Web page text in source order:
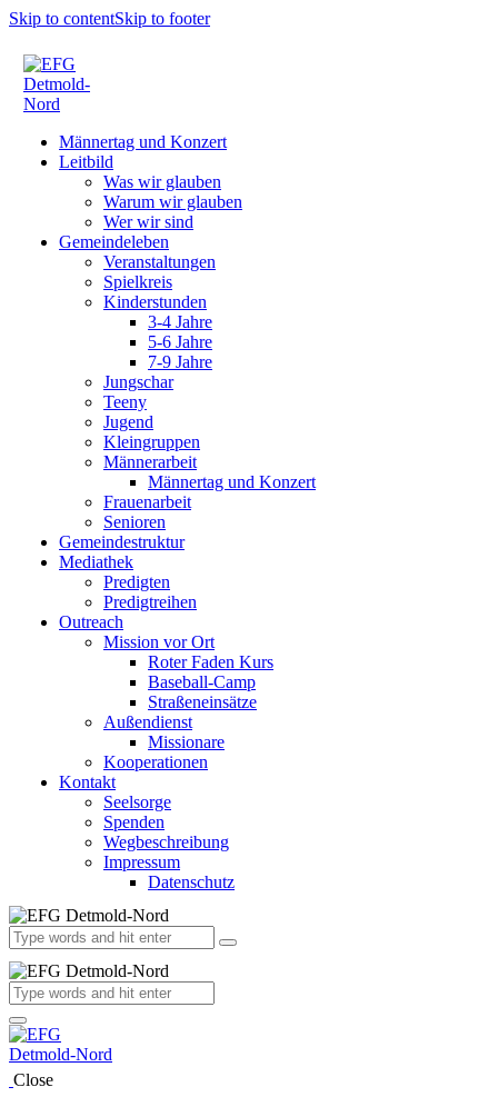
Skip to contentSkip to footer
Männertag und Konzert
Leitbild
Was wir glauben
Warum wir glauben
Wer wir sind
Gemeindeleben
Veranstaltungen
Spielkreis
Kinderstunden
3-4 Jahre
5-6 Jahre
7-9 Jahre
Jungschar
Teeny
Jugend
Kleingruppen
Männerarbeit
Männertag und Konzert
Frauenarbeit
Senioren
Gemeindestruktur
Mediathek
Predigten
Predigtreihen
Outreach
Mission vor Ort
Roter Faden Kurs
Baseball-Camp
Straßeneinsätze
Außendienst
Missionare
Kooperationen
Kontakt
Seelsorge
Spenden
Wegbeschreibung
Impressum
Datenschutz
Close